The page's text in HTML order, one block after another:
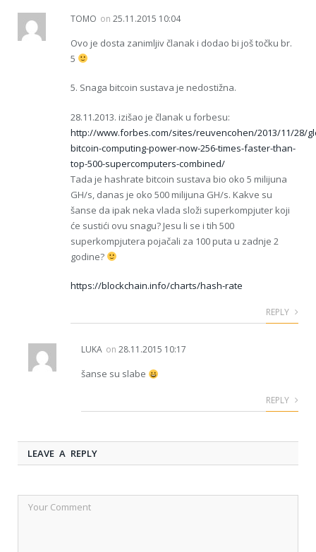
TOMO on 25.11.2015 10:04
Ovo je dosta zanimljiv članak i dodao bi još točku br.
5
5. Snaga bitcoin sustava je nedostižna.
28.11.2013. izišao je članak u forbesu:
http://www.forbes.com/sites/reuvencohen/2013/11/28/
bitcoin-computing-power-now-256-times-faster-than-
top-500-supercomputers-combined/
Tada je hashrate bitcoin sustava bio oko 5 milijuna
GH/s, danas je oko 500 milijuna GH/s. Kakve su
šanse da ipak neka vlada složi superkompjuter koji
će sustići ovu snagu? Jesu li se i tih 500
superkompjutera pojačali za 100 puta u zadnje 2
godine?
https://blockchain.info/charts/hash-rate
REPLY
LUKA on 28.11.2015 10:17
šanse su slabe
REPLY
LEAVE A REPLY